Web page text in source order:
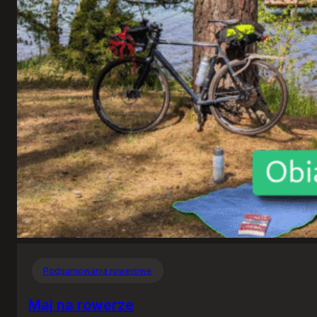
Kaszubskiej
Marszruty
Podsumowania rowerowe
Maj na rowerze